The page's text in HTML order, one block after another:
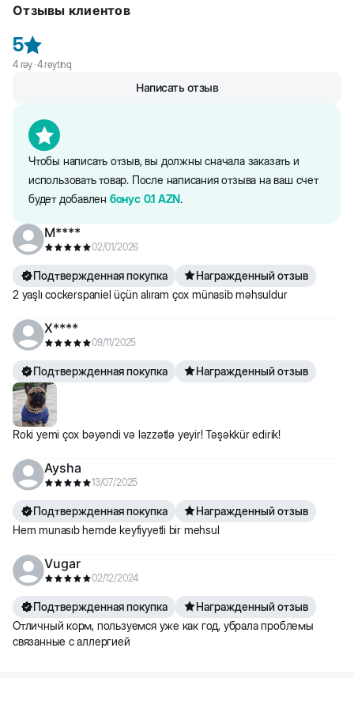
Отзывы клиентов
5
4rəy ·4reytinq
Чтобы написать отзыв, вы должны сначала заказать и
использовать товар. После написания отзыва на ваш счет
будет добавлен бонус 0.1 AZN.
Написать отзыв
M****
02/01/2026
Подтвержденная покупка
Награжденный отзыв
2 yaşlı cockerspaniel üçün alıram çox münasib məhsuldur
X****
09/11/2025
Подтвержденная покупка Награжденный отзыв
Roki yemi çox bəyəndi və ləzzətlə yeyir! Təşəkkür edirik!
Aysha
13/07/2025
Подтвержденная покупка
Награжденный отзыв
Hem munasıb hemde keyfiyyetli bir mehsul
Vugar
02/12/2024
Подтвержденная покупка
Награжденный отзыв
Отличный корм, пользуемся уже как год, убрала проблемы
связанные с аллергией